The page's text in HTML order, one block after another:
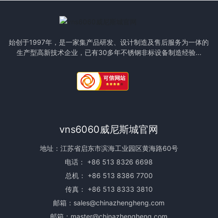
始创于1997年，是一家集产品研发、设计制造及售后服务为一体的
生产型高新技术企业，已有30多年不锈钢非标设备制造经验...
vns6060威尼斯城官网
地址：江苏省启东市滨海工业园区黄海路60号
电话： +86 513 8326 6698
总机： +86 513 8386 7700
传真： +86 513 8333 3810
邮箱： sales@chinazhengheng.com